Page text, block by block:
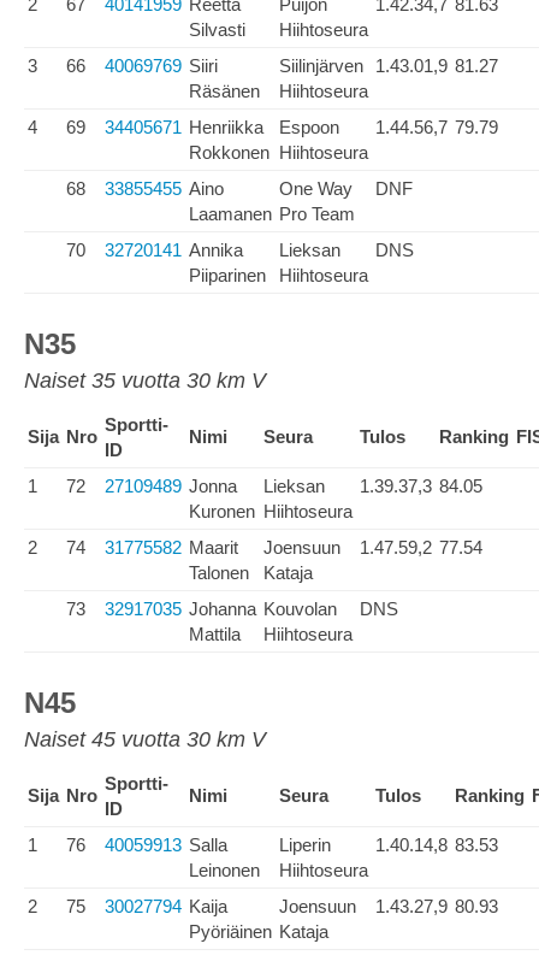
2 67 40141959 Reetta
Silvasti
Puijon
Hiihtoseura
1.42.34,7 81.63
3 66 40069769 Siiri
Räsänen
Siilinjärven
Hiihtoseura
1.43.01,9 81.27
4 69 34405671 Henriikka
Rokkonen
Espoon
Hiihtoseura
1.44.56,7 79.79
68 33855455 Aino
Laamanen
One Way
Pro Team
DNF
70 32720141 Annika
Piiparinen
Lieksan
Hiihtoseura
DNS
N35
Naiset 35 vuotta 30 km V
Sija Nro
Sportti-
ID
Nimi Seura Tulos Ranking
1 72 27109489 Jonna
Kuronen
Lieksan
Hiihtoseura
1.39.37,3 84.05
2 74 31775582 Maarit
Talonen
Joensuun
Kataja
1.47.59,2 77.54
73 32917035 Johanna
Mattila
Kouvolan
Hiihtoseura
DNS
N45
Naiset 45 vuotta 30 km V
Sija Nro
Sportti-
ID
Nimi Seura Tulos Ranking
1 76 40059913 Salla
Leinonen
Liperin
Hiihtoseura
1.40.14,8 83.53
2 75 30027794 Kaija
Pyöriäinen
Joensuun
Kataja
1.43.27,9 80.93